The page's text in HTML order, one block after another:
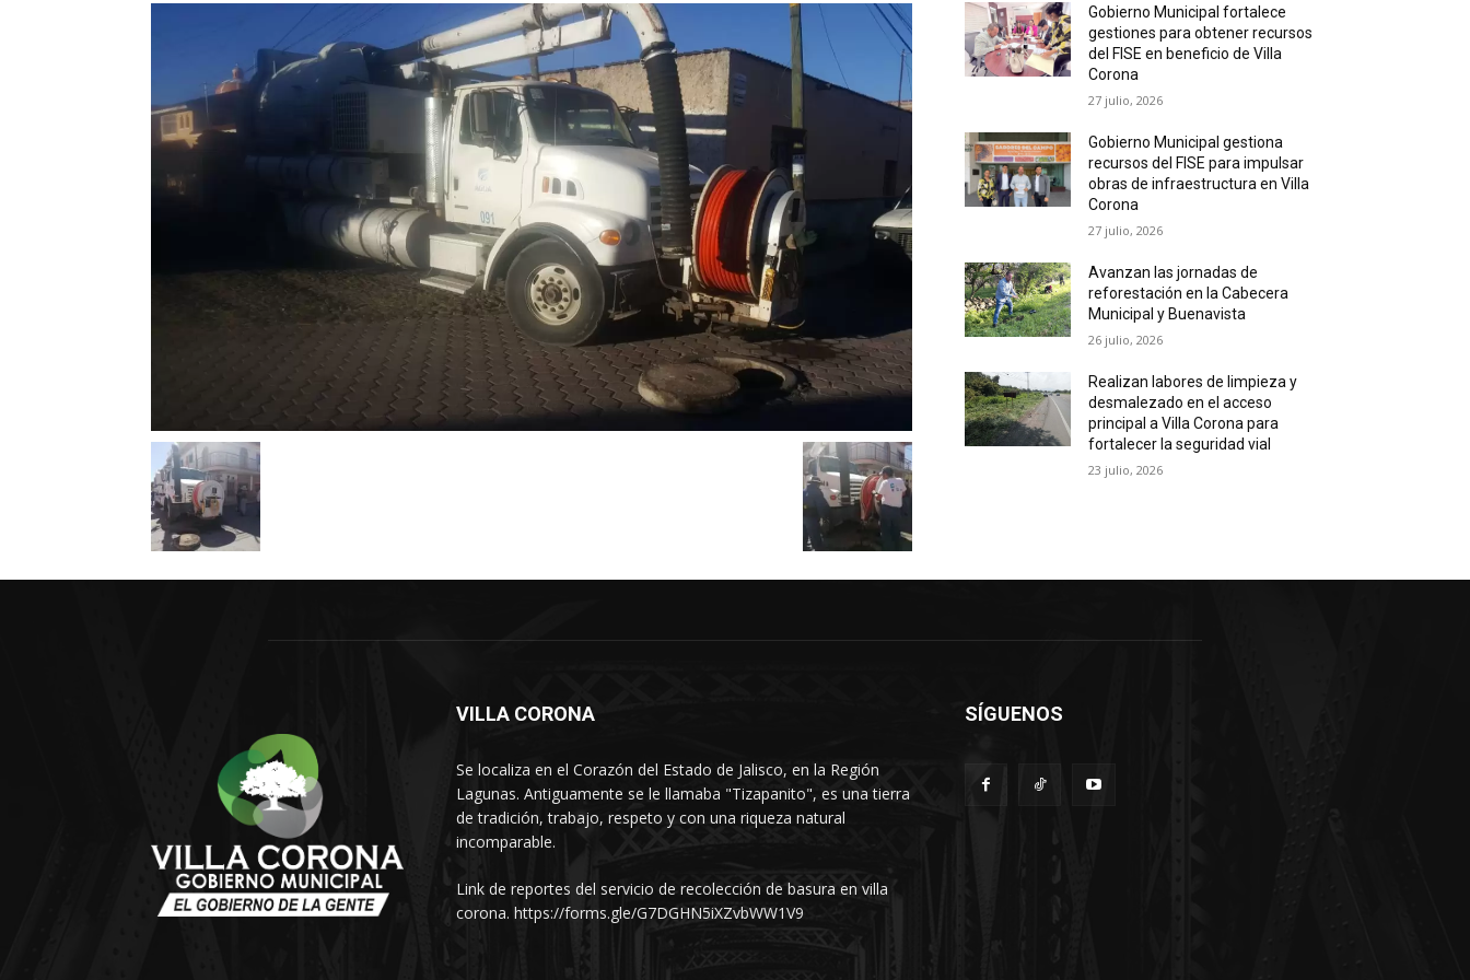
Gobierno Municipal fortalece
gestiones para obtener recursos
del FISE en beneficio de Villa
Corona
27 julio, 2026
Gobierno Municipal gestiona
recursos del FISE para impulsar
obras de infraestructura en Villa
Corona
27 julio, 2026
Avanzan las jornadas de
reforestación en la Cabecera
Municipal y Buenavista
26 julio, 2026
Realizan labores de limpieza y
desmalezado en el acceso
principal a Villa Corona para
fortalecer la seguridad vial
23 julio, 2026
VILLA CORONA
Se localiza en el Corazón del Estado de Jalisco, en la Región
Lagunas. Antiguamente se le llamaba "Tizapanito", es una tierra
de tradición, trabajo, respeto y con una riqueza natural
incomparable.
Link de reportes del servicio de recolección de basura en villa
corona. https://forms.gle/G7DGHN5iXZvbWW1V9
SÍGUENOS